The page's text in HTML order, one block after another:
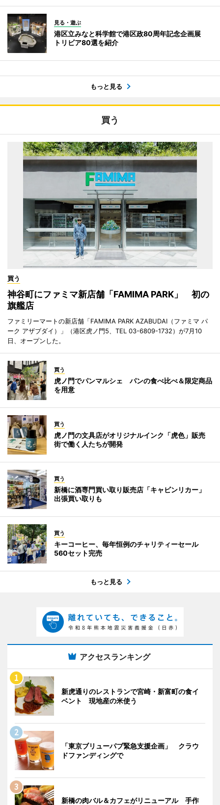
見る・遊ぶ
港区立みなと科学館で港区政80周年記念企画展
トリビア80選を紹介
もっと見る
買う
買う
神谷町にファミマ新店舗「FAMIMA PARK」 初の
旗艦店
ファミリーマートの新店舗「FAMIMA PARK AZABUDAI（ファミマ パ
ーク アザブダイ）」（港区虎ノ門5、TEL 03-6809-1732）が7月10
日、オープンした。
買う
虎ノ門でパンマルシェ パンの食べ比べ＆限定商品
を用意
買う
虎ノ門の文具店がオリジナルインク「虎色」販売
街で働く人たちが開発
買う
新橋に酒専門買い取り販売店「キャビンリカー」
出張買い取りも
買う
キーコーヒー、毎年恒例のチャリティーセール
560セット完売
もっと見る
アクセスランキング
新虎通りのレストランで宮崎・新富町の食イ
ベント 現地産の米使う
「東京ブリューパブ緊急支援企画」 クラウ
ドファンディングで
新橋の肉バル＆カフェがリニューアル 手作